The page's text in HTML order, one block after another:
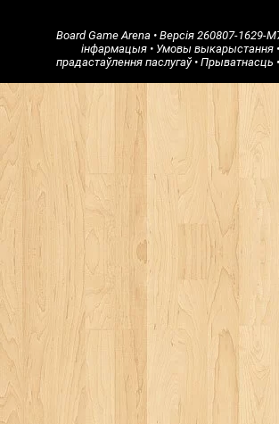
Board Game Arena • Версія 260807-1629-
інфармацыя• Умовы выкарыстання•
прадастаўлення паслугаў• Прыватнасць •